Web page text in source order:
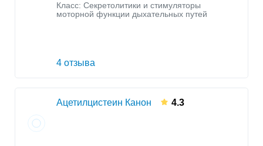
Класс: Секретолитики и стимуляторы
моторной функции дыхательных путей
4 отзыва
Ацетилцистеин Канон 4.3